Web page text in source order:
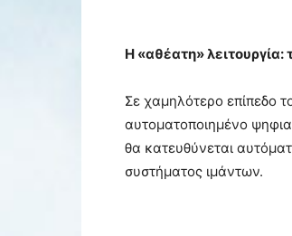
Η «αθέατη»
Σε χαμηλότερο επίπεδο
αυτοματοποιημένο
θα κατευθύνεται
συστήματος ιμάντων.